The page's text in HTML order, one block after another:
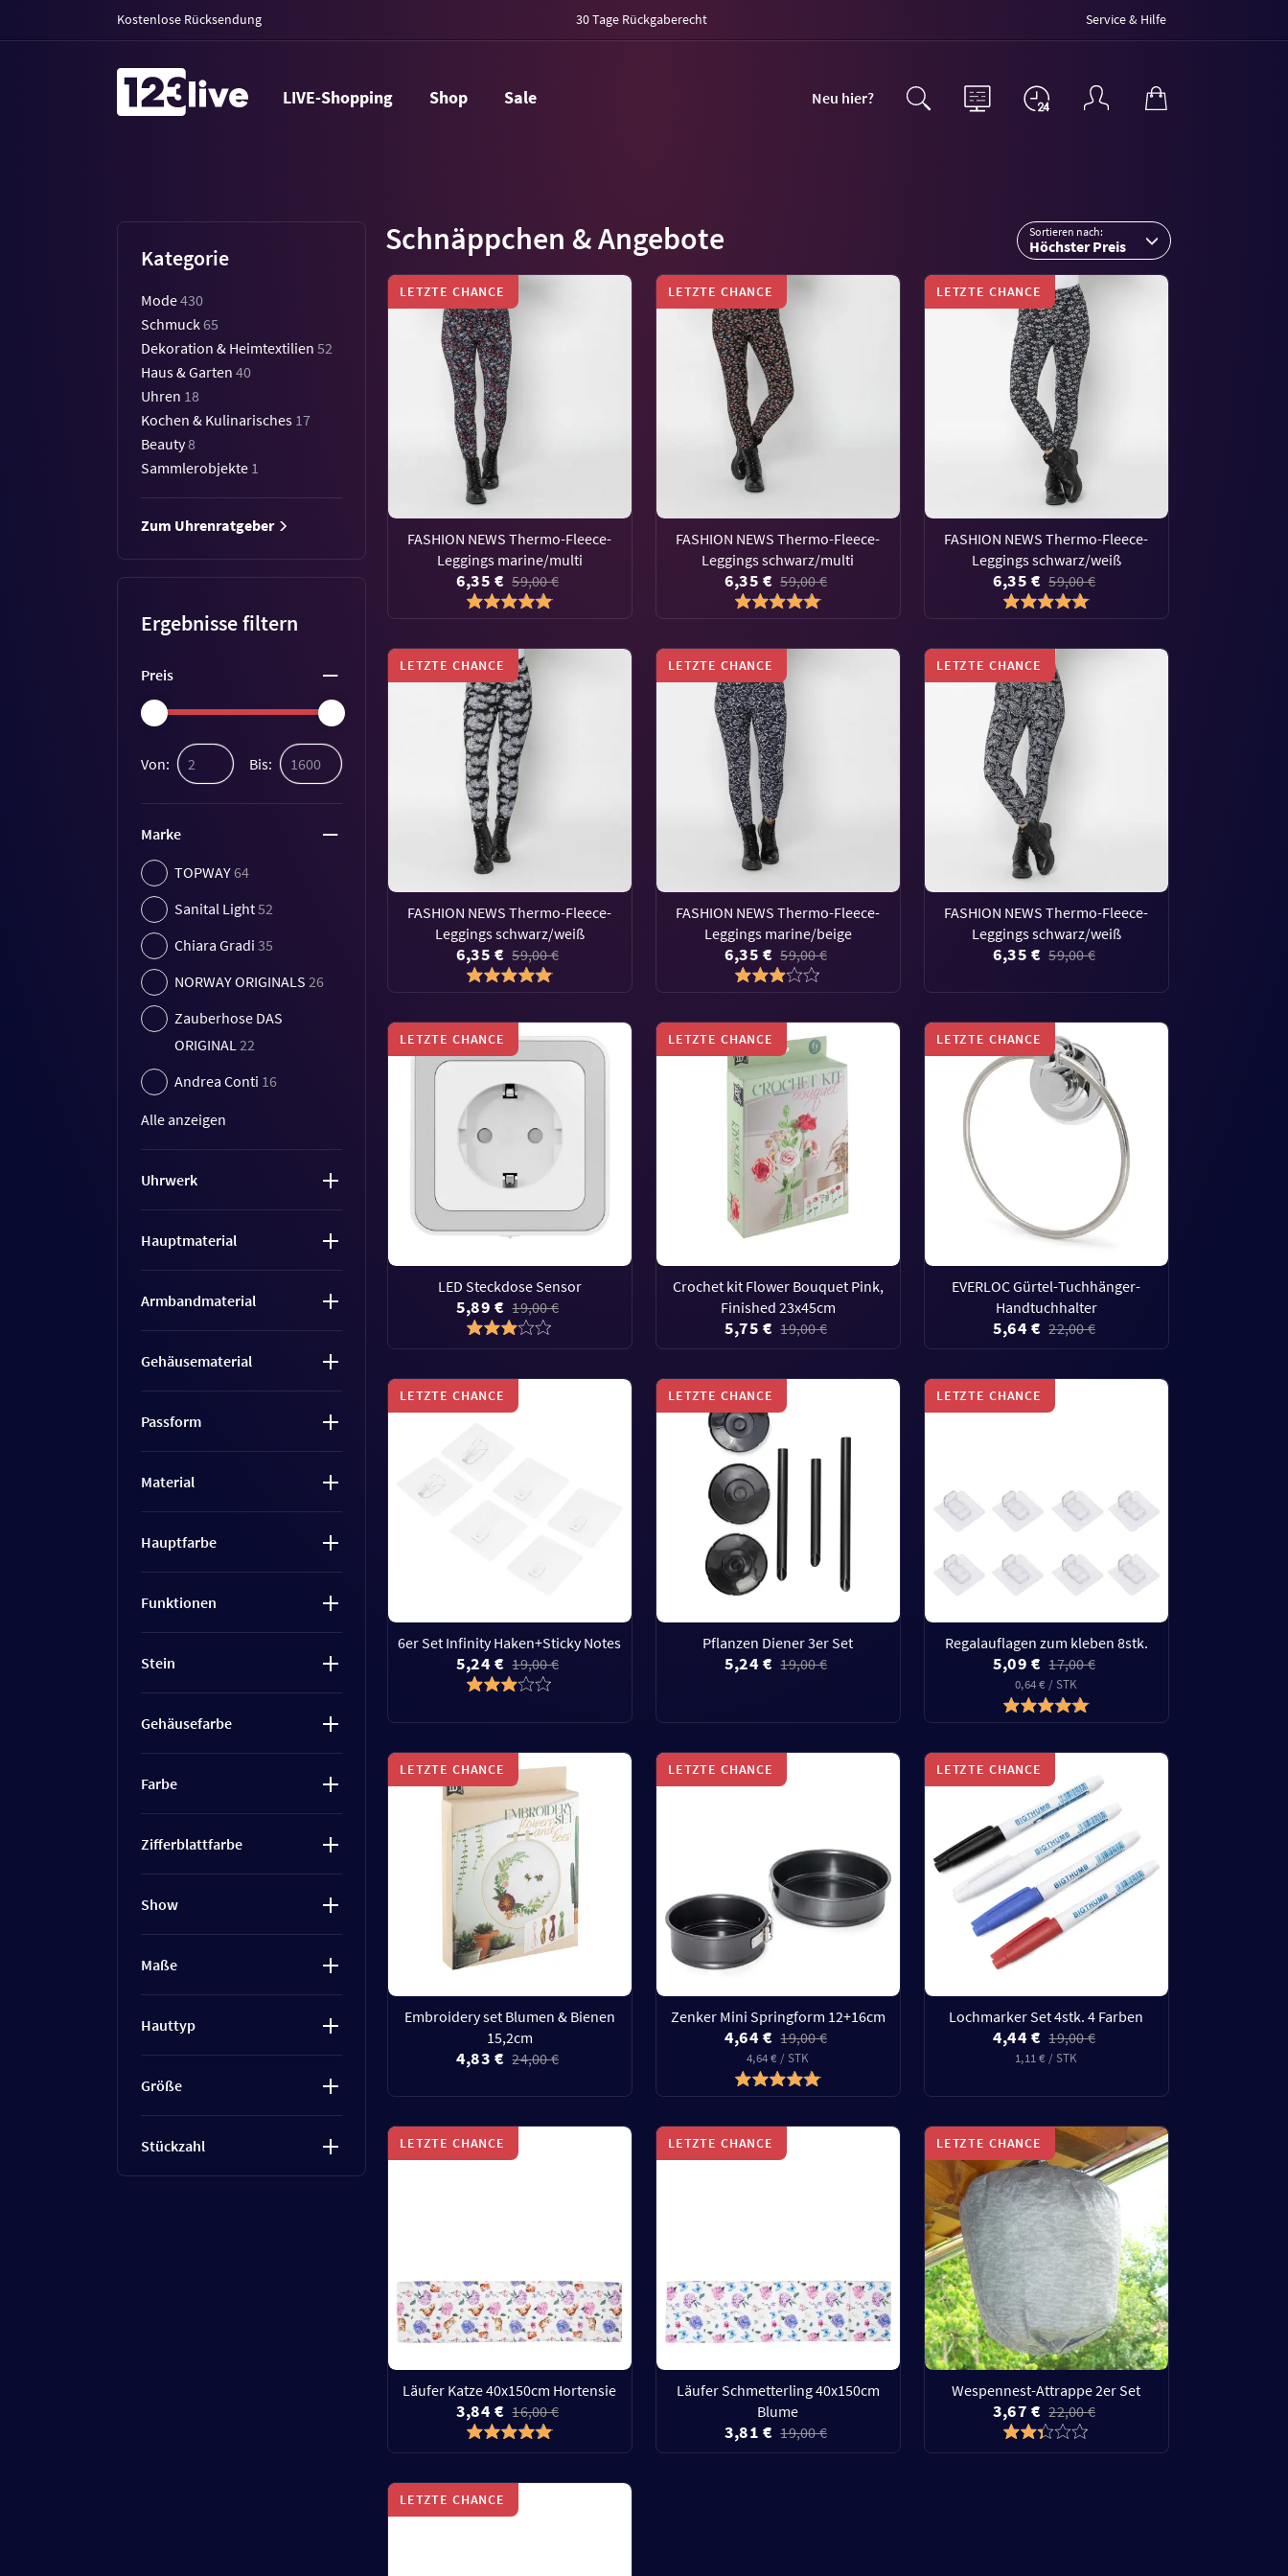
Kostenlose Rücksendung 30 Tage Rückgaberecht Service & Hilfe
LIVE-Shopping Shop Sale Neu hier?
Kategorie
Mode430
Schmuck65
Dekoration & Heimtextilien 52
Haus & Garten 40
Uhren 18
Kochen & Kulinarisches 17
Beauty8
Sammlerobjekte 1
Zum Uhrenratgeber
Ergebnisse filtern
Preis
Von: Bis:
Marke
TOPWAY64
Sanital Light52
Chiara Gradi 35
NORWAY ORIGINALS 26
Zauberhose DAS
ORIGINAL22
Andrea Conti 16
Alle anzeigen
Uhrwerk
Hauptmaterial
Armbandmaterial
Gehäusematerial
Passform
Material
Hauptfarbe
Funktionen
Stein
Gehäusefarbe
Farbe
Zifferblattfarbe
Show
Maße
Hauttyp
Größe
Stückzahl
Schnäppchen & Angebote Sortieren nach:
Höchster Preis
LETZTE CHANCE
FASHION NEWS Thermo-Fleece-
Leggings marine/multi
6,35 € 59,00 €
LETZTE CHANCE
FASHION NEWS Thermo-Fleece-
Leggings schwarz/multi
6,35 € 59,00 €
LETZTE CHANCE
FASHION NEWS Thermo-Fleece-
Leggings schwarz/weiß
6,35 € 59,00 €
LETZTE CHANCE
FASHION NEWS Thermo-Fleece-
Leggings schwarz/weiß
6,35 € 59,00 €
LETZTE CHANCE
FASHION NEWS Thermo-Fleece-
Leggings marine/beige
6,35 € 59,00 €
LETZTE CHANCE
FASHION NEWS Thermo-Fleece-
Leggings schwarz/weiß
6,35 € 59,00 €
LETZTE CHANCE
LED Steckdose Sensor
5,89 € 19,00 €
LETZTE CHANCE
Crochet kit Flower Bouquet Pink,
Finished 23x45cm
5,75 € 19,00 €
LETZTE CHANCE
EVERLOC Gürtel-Tuchhänger-
Handtuchhalter
5,64 € 22,00 €
LETZTE CHANCE
6er Set Infinity Haken+Sticky Notes
5,24 € 19,00 €
LETZTE CHANCE
Pflanzen Diener 3er Set
5,24 € 19,00 €
LETZTE CHANCE
Regalauflagen zum kleben 8stk.
5,09 € 17,00 €
0,64 € / STK
LETZTE CHANCE
Embroidery set Blumen & Bienen
15,2cm
4,83 € 24,00 €
LETZTE CHANCE
Zenker Mini Springform 12+16cm
4,64 € 19,00 €
4,64 € / STK
LETZTE CHANCE
Lochmarker Set 4stk. 4 Farben
4,44 € 19,00 €
1,11 € / STK
LETZTE CHANCE
Läufer Katze 40x150cm Hortensie
3,84 € 16,00 €
LETZTE CHANCE
Läufer Schmetterling 40x150cm
Blume
3,81 € 19,00 €
LETZTE CHANCE
Wespennest-Attrappe 2er Set
3,67 € 22,00 €
LETZTE CHANCE